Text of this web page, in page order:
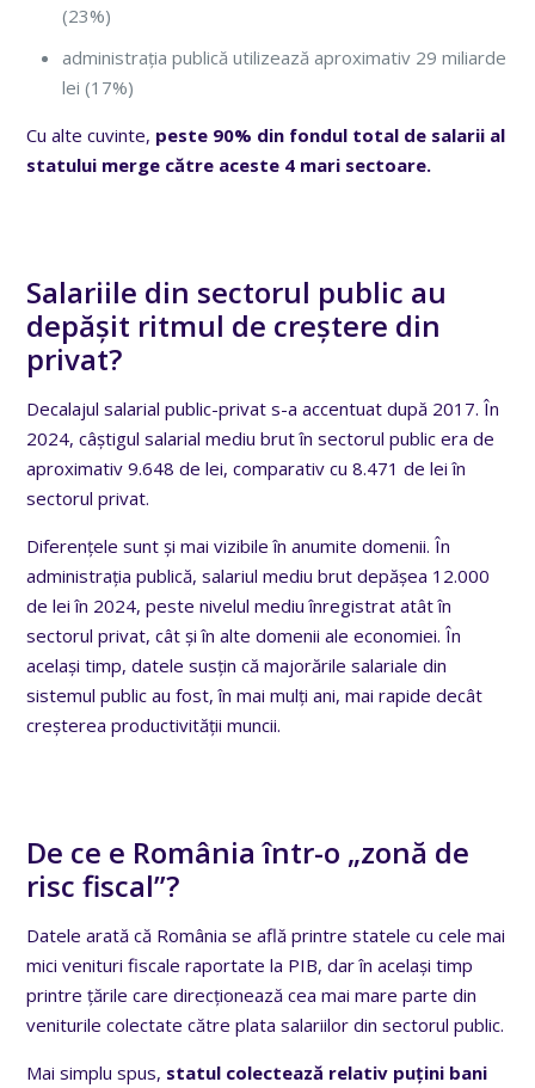
(23%)
administrația publică utilizează aproximativ 29 miliarde
lei (17%)
Cu alte cuvinte, peste 90% din fondul total de salarii al
statului merge către aceste 4 mari sectoare.
Salariile din sectorul public au
depășit ritmul de creștere din
privat?
Decalajul salarial public-privat s-a accentuat după 2017. În
2024, câștigul salarial mediu brut în sectorul public era de
aproximativ 9.648 de lei, comparativ cu 8.471 de lei în
sectorul privat.
Diferențele sunt și mai vizibile în anumite domenii. În
administrația publică, salariul mediu brut depășea 12.000
de lei în 2024, peste nivelul mediu înregistrat atât în
sectorul privat, cât și în alte domenii ale economiei. În
același timp, datele susțin că majorările salariale din
sistemul public au fost, în mai mulți ani, mai rapide decât
creșterea productivității muncii.
De ce e România într-o „zonă de
risc fiscal”?
Datele arată că România se află printre statele cu cele mai
mici venituri fiscale raportate la PIB, dar în același timp
printre țările care direcționează cea mai mare parte din
veniturile colectate către plata salariilor din sectorul public.
Mai simplu spus, statul colectează relativ puțini bani